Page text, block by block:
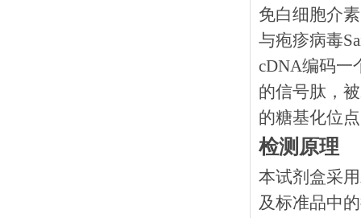
免白细胞介
与疱疹病毒
cDNA编码一
的信号肽，
的糖基化位
检测原理
本试剂盒采
及标准品中